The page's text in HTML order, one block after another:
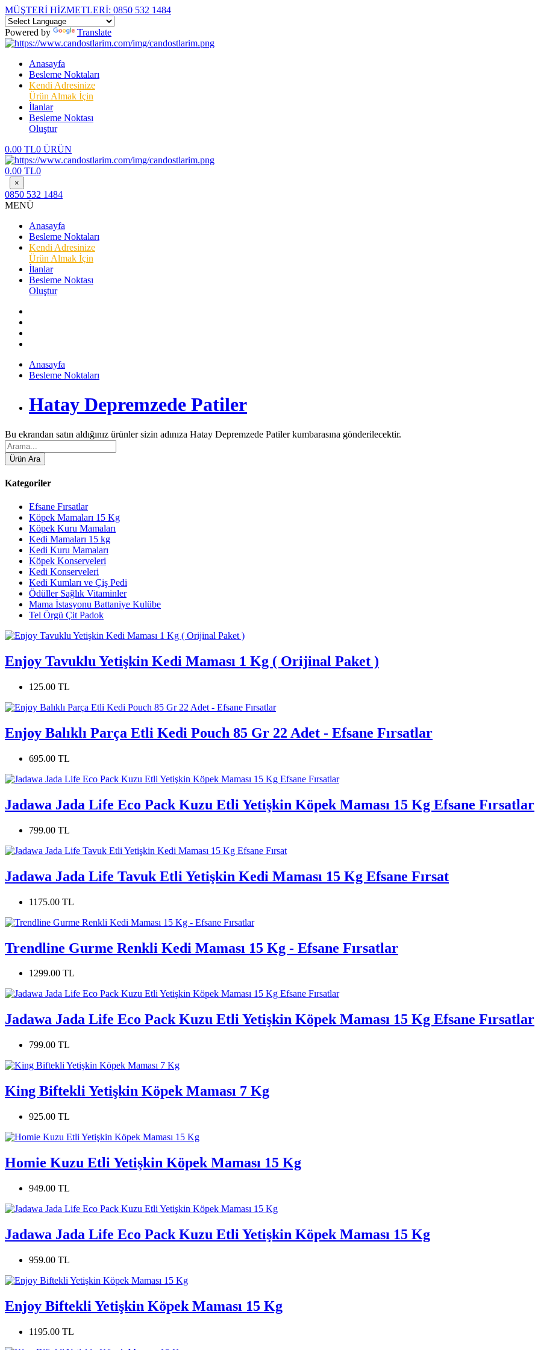
MÜŞTERİ HİZMETLERİ: 0850 532 1484
Powered by Translate
Anasayfa
Besleme Noktaları
Kendi Adresinize
Ürün Almak İçin
İlanlar
Besleme Noktası
Oluştur
0.00 TL0 ÜRÜN
0.00 TL0
×
0850 532 1484
MENÜ
Anasayfa
Besleme Noktaları
Kendi Adresinize
Ürün Almak İçin
İlanlar
Besleme Noktası
Oluştur
Anasayfa
Besleme Noktaları
Hatay Depremzede Patiler
Bu ekrandan satın aldığınız ürünler sizin adınıza Hatay Depremzede Patiler kumbarasına gönderilecektir.
Kategoriler
Efsane Fırsatlar
Köpek Mamaları 15 Kg
Köpek Kuru Mamaları
Kedi Mamaları 15 kg
Kedi Kuru Mamaları
Köpek Konserveleri
Kedi Konserveleri
Kedi Kumları ve Çiş Pedi
Ödüller Sağlık Vitaminler
Mama İstasyonu Battaniye Kulübe
Tel Örgü Çit Padok
Enjoy Tavuklu Yetişkin Kedi Maması 1 Kg ( Orijinal Paket )
125.00 TL
Enjoy Balıklı Parça Etli Kedi Pouch 85 Gr 22 Adet - Efsane Fırsatlar
695.00 TL
Jadawa Jada Life Eco Pack Kuzu Etli Yetişkin Köpek Maması 15 Kg Efsane Fırsatlar
799.00 TL
Jadawa Jada Life Tavuk Etli Yetişkin Kedi Maması 15 Kg Efsane Fırsat
1175.00 TL
Trendline Gurme Renkli Kedi Maması 15 Kg - Efsane Fırsatlar
1299.00 TL
Jadawa Jada Life Eco Pack Kuzu Etli Yetişkin Köpek Maması 15 Kg Efsane Fırsatlar
799.00 TL
King Biftekli Yetişkin Köpek Maması 7 Kg
925.00 TL
Homie Kuzu Etli Yetişkin Köpek Maması 15 Kg
949.00 TL
Jadawa Jada Life Eco Pack Kuzu Etli Yetişkin Köpek Maması 15 Kg
959.00 TL
Enjoy Biftekli Yetişkin Köpek Maması 15 Kg
1195.00 TL